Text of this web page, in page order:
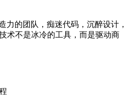
力的团队，痴迷代码，沉醉设计，
术不是冰冷的工具，而是驱动商